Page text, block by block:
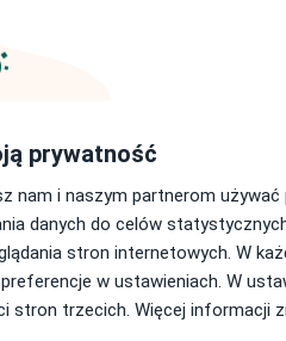
Umawianie online
prywatność
nam i naszym partnerom
danych do celów
stron internetowych. W
w ustawieniach. W
stron trzecich. Więcej informacji